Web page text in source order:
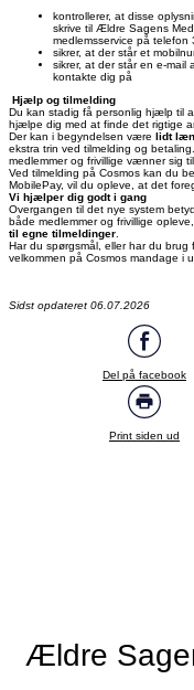
kontrollerer, at disse
skrive til Ældre Sagens
medlemsservice på telefon
sikrer, at der står et
sikrer, at der står en e-mail
kontakte dig på
Hjælp og tilmelding
Du kan stadig få personlig hjælp til
hjælpe dig med at finde det rigtige
Der kan i begyndelsen være lidt
ekstra trin ved tilmelding og
medlemmer og frivillige vænner sig
Ved tilmelding på Cosmos kan du
MobilePay, vil du opleve, at det
Vi hjælper dig godt i gang
Overgangen til det nye system
både medlemmer og frivillige
til egne tilmeldinger
Har du spørgsmål, eller har du
velkommen på Cosmos mandage i
Sidst opdateret 06.07.2026
Del på facebook
Print siden ud
Ældre